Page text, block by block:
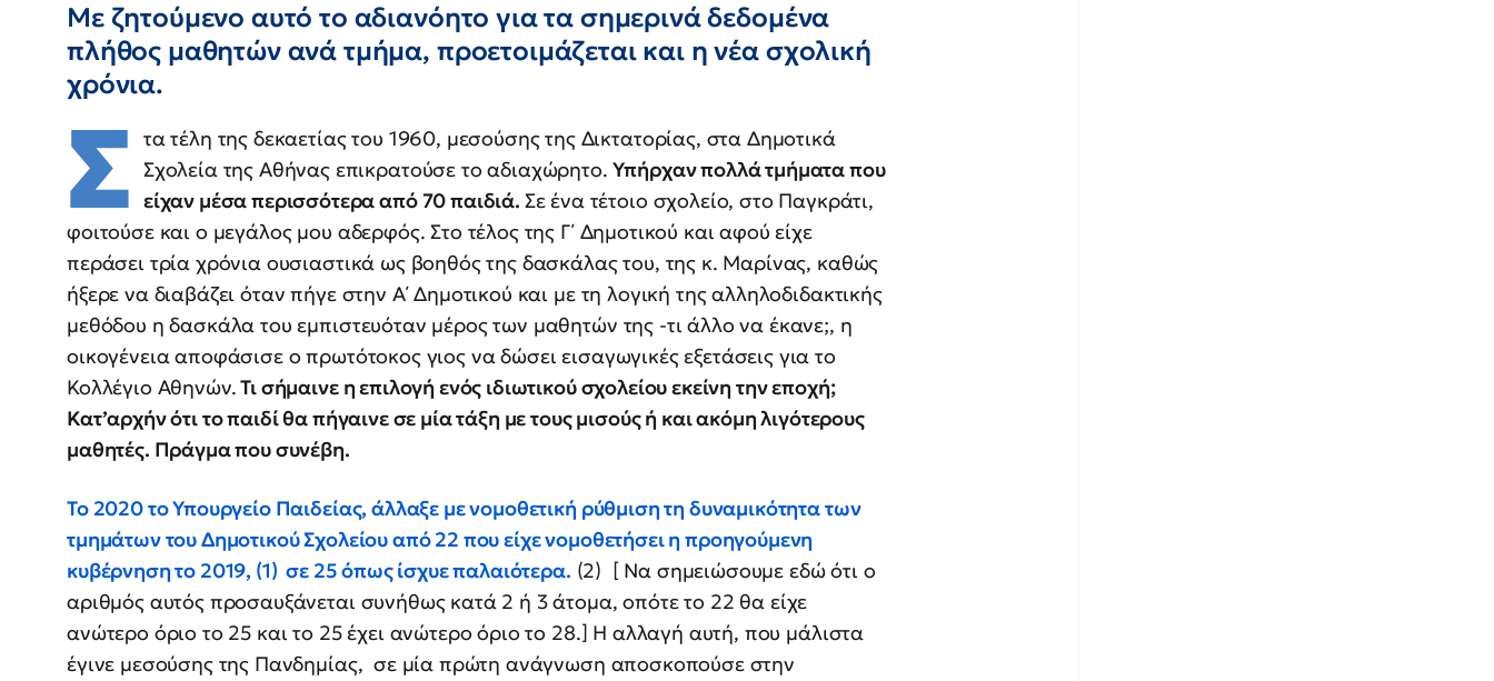
Με ζητούμενο αυτό το αδιανόητο για τα σημερινά δεδομένα
πλήθος μαθητών ανά τμήμα, προετοιμάζεται και η νέα σχολική
χρόνια.
Σ τα τέλη της δεκαετίας του 1960, μεσούσης της Δικτατορίας, στα Δημοτικά
Σχολεία της Αθήνας επικρατούσε το αδιαχώρητο.Υπήρχαν πολλά τμήματα που
είχαν μέσα περισσότερα από 70 παιδιά. Σε ένα τέτοιο σχολείο, στο Παγκράτι,
φοιτούσε και ο μεγάλος μου αδερφός. Στο τέλος της Γ΄ Δημοτικού και αφού είχε
περάσει τρία χρόνια ουσιαστικά ως βοηθός της δασκάλας του, της κ. Μαρίνας, καθώς
ήξερε να διαβάζει όταν πήγε στην Α΄ Δημοτικού και με τη λογική της αλληλοδιδακτικής
μεθόδου η δασκάλα του εμπιστευόταν μέρος των μαθητών της -τι άλλο να έκανε;, η
οικογένεια αποφάσισε ο πρωτότοκος γιος να δώσει εισαγωγικές εξετάσεις για το
Κολλέγιο Αθηνών.Τι σήμαινε η επιλογή ενός ιδιωτικού σχολείου εκείνη την εποχή;
Κατ’αρχήν ότι το παιδί θα πήγαινε σε μία τάξη με τους μισούς ή και ακόμη λιγότερους
μαθητές. Πράγμα που συνέβη.
Το 2020 το Υπουργείο Παιδείας, άλλαξε με νομοθετική ρύθμιση τη δυναμικότητα των
τμημάτων του Δημοτικού Σχολείου από 22 που είχε νομοθετήσει η προηγούμενη
κυβέρνηση το 2019, (1) σε 25 όπως ίσχυε παλαιότερα. (2) [ Να σημειώσουμε εδώ ότι ο
αριθμός αυτός προσαυξάνεται συνήθως κατά 2 ή 3 άτομα, οπότε το 22 θα είχε
ανώτερο όριο το 25 και το 25 έχει ανώτερο όριο το 28.] Η αλλαγή αυτή, που μάλιστα
έγινε μεσούσης της Πανδημίας, σε μία πρώτη ανάγνωση αποσκοπούσε στην